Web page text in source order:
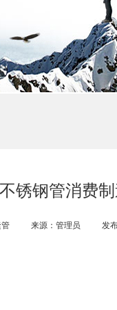
锈钢管消费
来源：管理员 发